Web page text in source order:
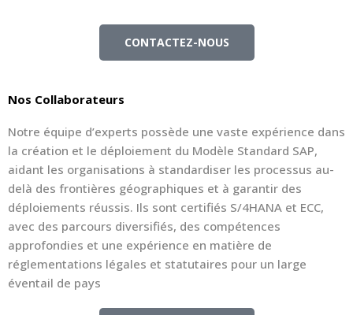
CONTACTEZ-NOUS
Nos Collaborateurs
Notre équipe d’experts possède une vaste expérience dans
la création et le déploiement du Modèle Standard SAP,
aidant les organisations à standardiser les processus au-
delà des frontières géographiques et à garantir des
déploiements réussis. Ils sont certifiés S/4HANA et ECC,
avec des parcours diversifiés, des compétences
approfondies et une expérience en matière de
réglementations légales et statutaires pour un large
éventail de pays